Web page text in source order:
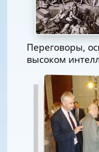
Переговоры,
высоком